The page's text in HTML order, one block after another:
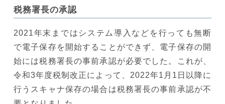
税務署長の承認
2021年末まではシステム導入などを行っても無断
で電子保存を開始することができず、電子保存の開
始には税務署長の事前承認が必要でした。これが、
令和3年度税制改正によって、2022年1月1日以降に
行うスキャナ保存の場合は税務署長の事前承認が不